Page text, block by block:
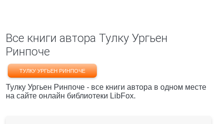
Все книги автора Тулку Ургьен
Ринпоче
ТУЛКУ УРГЬЕН РИНПОЧЕ
Тулку Ургьен Ринпоче - все книги автора в одном месте
на сайте онлайн библиотеки LibFox.